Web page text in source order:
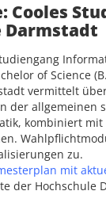
Cooles
Darmstadt
of Science
vermittelt
der allgemeinen
kombiniert mit
zu.
mit
der Hochschule